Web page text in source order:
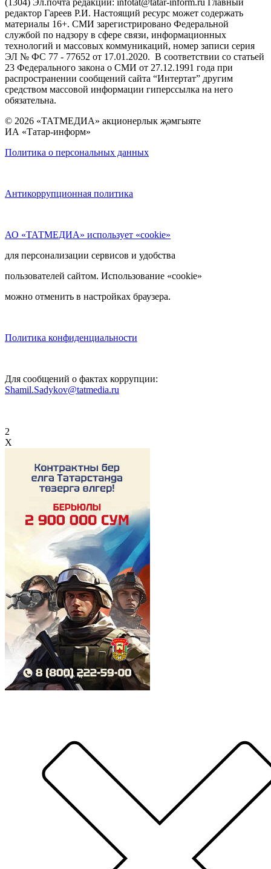
(1304) Эл.почта редакции: infotat@tatar-inform.ru Главный
редактор Гареев Р.И. Настоящий ресурс может содержать
материалы 16+. СМИ зарегистрировано Федеральной
службой по надзору в сфере связи, информационных
технологий и массовых коммуникаций, номер записи серия
ЭЛ № ФС 77 - 77652 от 17.01.2020. В соответствии со статьей
23 Федерального закона о СМИ от 27.12.1991 года при
распространении сообщений сайта “Интертат” другим
средством массовой информации гиперссылка на него
обязательна.
© 2026 «ТАТМЕДИА» акционерлык җәмгыяте
ИА «Татар-информ»
Политика о персональных данных
Антикоррупционная политика
АО «ТАТМЕДИА» использует «cookie»
для персонализации сервисов и удобства
пользователей сайтом. Использование «cookie»
можно отменить в настройках браузера.
Политика конфиденциальности
Для сообщений о фактах коррупции:
Shamil.Sadykov@tatmedia.ru
2
X